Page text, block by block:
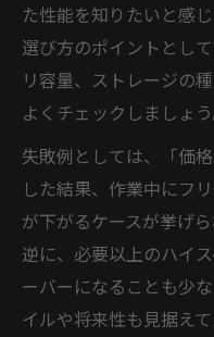
た性能を知りたいと感
選び方のポイントとし
リ容量、ストレージの
よくチェックしましょう
失敗例としては、「価
した結果、作業中にフ
が下がるケースが挙げら
逆に、必要以上のハイ
ーバーになることも少
イルや将来性も見据え